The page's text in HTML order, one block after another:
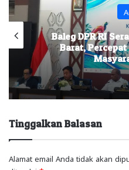
Baleg DPR RI
Barat, Percepat
Tinggalkan Balasan
Alamat email Anda tidak akan